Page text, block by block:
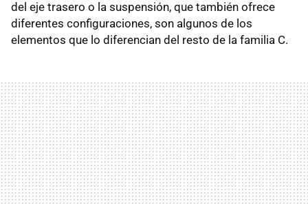
del eje trasero o la suspensión, que también ofrece
diferentes configuraciones, son algunos de los
elementos que lo diferencian del resto de la familia C.